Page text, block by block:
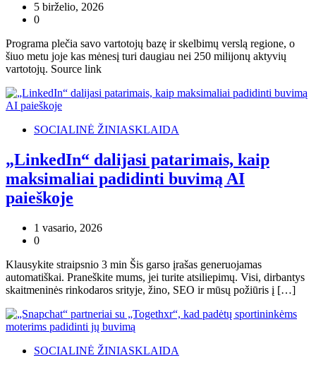
5 birželio, 2026
0
Programa plečia savo vartotojų bazę ir skelbimų verslą regione, o
šiuo metu joje kas mėnesį turi daugiau nei 250 milijonų aktyvių
vartotojų. Source link
SOCIALINĖ ŽINIASKLAIDA
„LinkedIn“ dalijasi patarimais, kaip
maksimaliai padidinti buvimą AI
paieškoje
1 vasario, 2026
0
Klausykite straipsnio 3 min Šis garso įrašas generuojamas
automatiškai. Praneškite mums, jei turite atsiliepimų. Visi, dirbantys
skaitmeninės rinkodaros srityje, žino, SEO ir mūsų požiūris į […]
SOCIALINĖ ŽINIASKLAIDA